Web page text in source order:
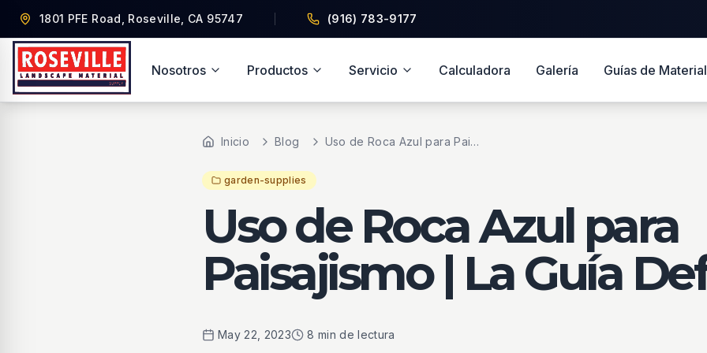
Saltar al contenido principal Saltar a navegación
Saltar al contenido
1801 PFE Road, Roseville, CA 95747 (916) 783-9177
Nosotros Productos Servicio Calculadora Galería Guías de
Inicio Blog Uso de Roca Azul para Paisajismo | La Guía Definitiva
garden-supplies
Uso de Roca Azul para
Paisajismo | La Guía
May 22, 2023 8 min de lectura